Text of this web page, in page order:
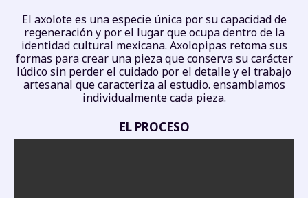
El axolote es una especie única por su capacidad de
regeneración y por el lugar que ocupa dentro de la
identidad cultural mexicana. Axolopipas retoma sus
formas para crear una pieza que conserva su carácter
lúdico sin perder el cuidado por el detalle y el trabajo
artesanal que caracteriza al estudio. ensamblamos
individualmente cada pieza.
EL PROCESO